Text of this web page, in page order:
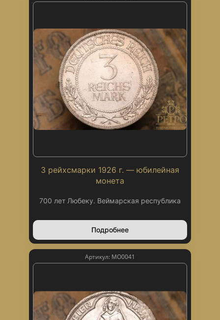
3 рейхсмарки 1926 г. — юбилейная
монета
700 лет Любеку. Веймарская республика
Подробнее
Артикул: МО0041